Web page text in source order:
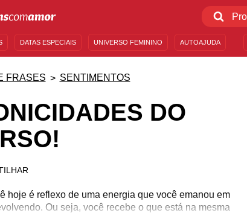
DATAS ESPECIAIS UNIVERSO FEMININO AUTOAJUDA
FRASES SENTIMENTOS
DO
hoje é reflexo de uma energia que você emanou em
Ou seja, você recebe o que está na mesma